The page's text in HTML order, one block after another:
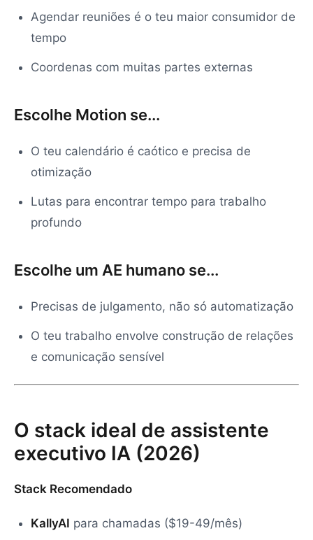
Agendar reuniões é o teu maior consumidor de
tempo
Coordenas com muitas partes externas
Escolhe Motion se...
O teu calendário é caótico e precisa de
otimização
Lutas para encontrar tempo para trabalho
profundo
Escolhe um AE humano se...
Precisas de julgamento, não só automatização
O teu trabalho envolve construção de relações
e comunicação sensível
O stack ideal de assistente
executivo IA (2026)
Stack Recomendado
KallyAI para chamadas ($19-49/mês)